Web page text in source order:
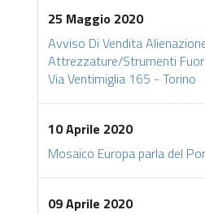
25 Maggio 2020
Avviso Di Vendita
Attrezzature/Strumenti
Via Ventimiglia 165 - Torino
10 Aprile 2020
Mosaico Europa parla del
09 Aprile 2020